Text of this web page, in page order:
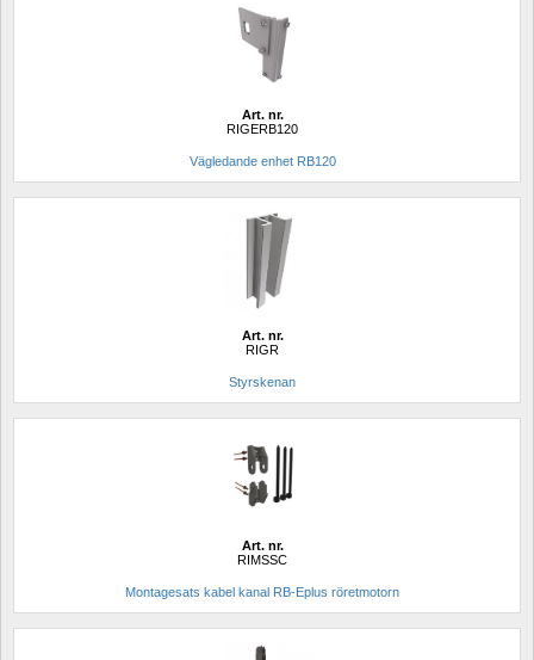
Art. nr.
RIGERB120
Vägledande enhet RB120
Art. nr.
RIGR
Styrskenan
Art. nr.
RIMSSC
Montagesats kabel kanal RB-Eplus röretmotorn